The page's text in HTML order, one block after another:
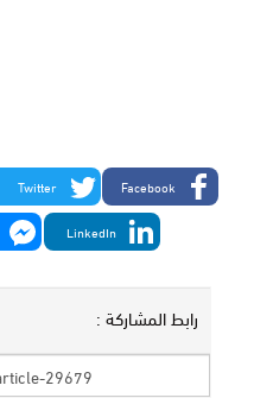
Facebook
Twitter
LinkedIn
رابط المشاركة :